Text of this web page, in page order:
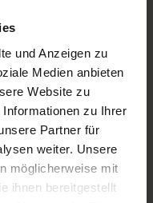
und Anzeigen zu
Medien anbieten
Website zu
zu Ihrer
Partner für
weiter. Unsere
möglicherweise mit
ihnen bereitgestellt
Geschmack. Bei Yin